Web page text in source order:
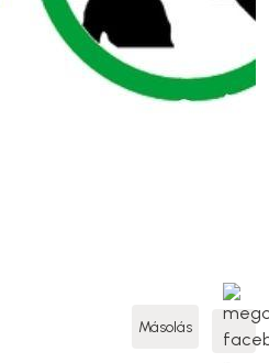
Másolás